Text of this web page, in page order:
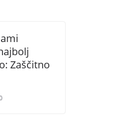
Zaščitno